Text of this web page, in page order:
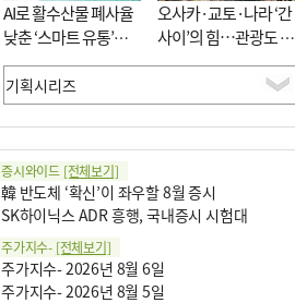
AI로 활수산물 폐사율
낮춘 ‘스마트 유통’…
사막·산악지대 수출
도전
오사카·교토·나라 ‘간
사이’의 힘…관광도 뭉
쳐야 흥한다
증시와이드 [전체보기]
韓 반도체 ‘확신’이 좌우할 8월 증시
SK하이닉스 ADR 흥행, 국내증시 시험대
주가지수- [전체보기]
주가지수- 2026년 8월 6일
주가지수- 2026년 8월 5일